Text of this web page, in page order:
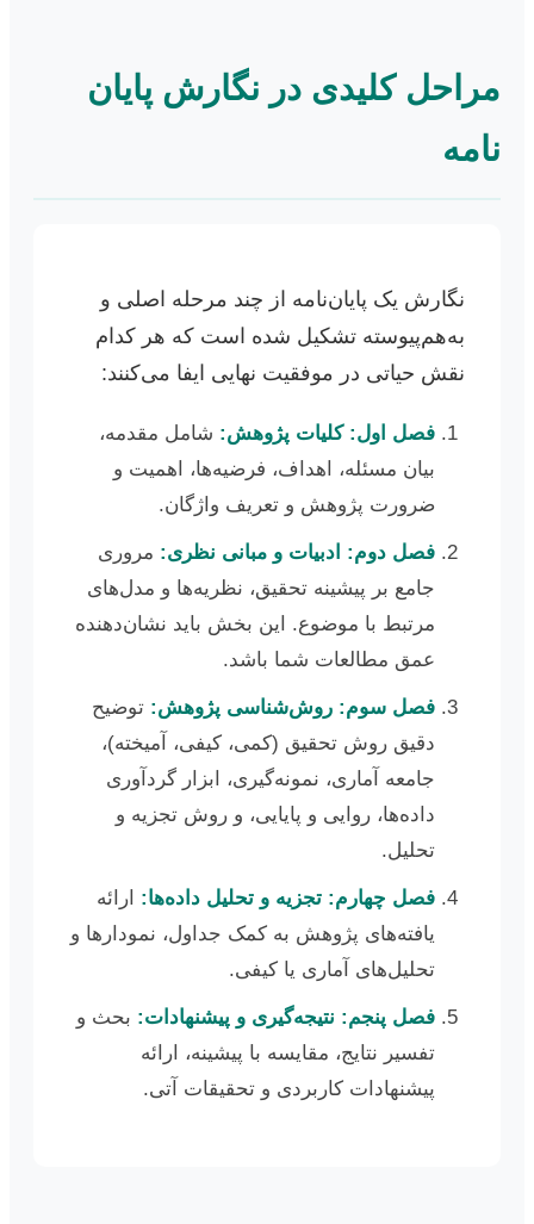
مراحل کلیدی در نگارش پایان
نامه
نگارش یک پایان‌نامه از چند مرحله اصلی و
به‌هم‌پیوسته تشکیل شده است که هر کدام
نقش حیاتی در موفقیت نهایی ایفا می‌کنند:
فصل اول: کلیات پژوهش: شامل مقدمه،
بیان مسئله، اهداف، فرضیه‌ها، اهمیت و
ضرورت پژوهش و تعریف واژگان.
فصل دوم: ادبیات و مبانی نظری: مروری
جامع بر پیشینه تحقیق، نظریه‌ها و مدل‌های
مرتبط با موضوع. این بخش باید نشان‌دهنده
عمق مطالعات شما باشد.
فصل سوم: روش‌شناسی پژوهش: توضیح
دقیق روش تحقیق (کمی، کیفی، آمیخته)،
جامعه آماری، نمونه‌گیری، ابزار گردآوری
داده‌ها، روایی و پایایی، و روش تجزیه و
تحلیل.
فصل چهارم: تجزیه و تحلیل داده‌ها: ارائه
یافته‌های پژوهش به کمک جداول، نمودارها و
تحلیل‌های آماری یا کیفی.
فصل پنجم: نتیجه‌گیری و پیشنهادات: بحث و
تفسیر نتایج، مقایسه با پیشینه، ارائه
پیشنهادات کاربردی و تحقیقات آتی.